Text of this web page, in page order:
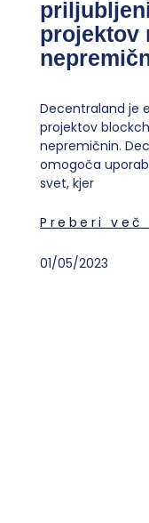
projektov
Decentraland je
projektov
nepremičnin.
omogoča
svet, kjer
Preberi več
01/05/2023